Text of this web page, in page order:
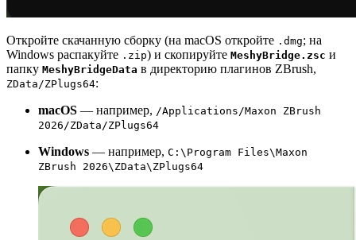
Откройте скачанную сборку (на macOS откройте .dmg; на
Windows распакуйте .zip) и скопируйте MeshyBridge.zsc и
папку MeshyBridgeData в директорию плагинов ZBrush,
ZData/ZPlugs64:
macOS — например, /Applications/Maxon ZBrush
2026/ZData/ZPlugs64
Windows — например, C:\Program Files\Maxon
ZBrush 2026\ZData\ZPlugs64